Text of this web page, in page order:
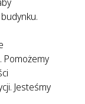
Pomożemy
Jesteśmy